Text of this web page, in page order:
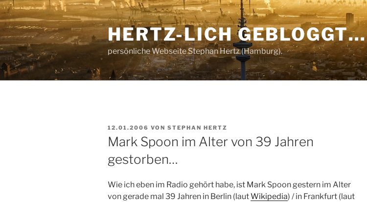
Zum
Inhalt
springen
HERTZ-LICH GEBLOGGT…
persönliche Webseite Stephan Hertz (Hamburg).
VERÖFFENTLICHT
AM
12.01.2006 VON STEPHAN HERTZ
Mark Spoon im Alter von 39 Jahren
gestorben…
Wie ich eben im Radio gehört habe, ist Mark Spoon gestern im Alter
von gerade mal 39 Jahren in Berlin (lautWikipedia) / in Frankfurt (laut